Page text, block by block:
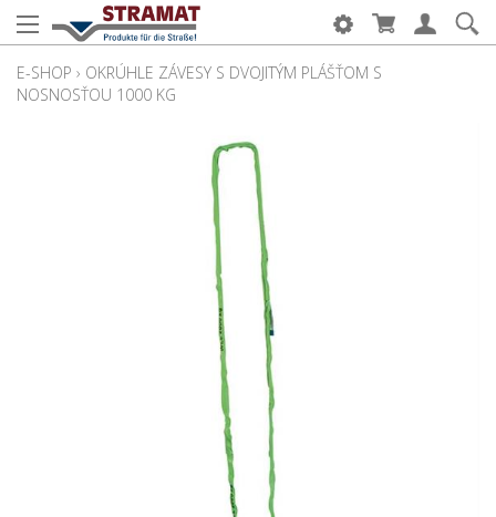
E-SHOP › OKRÚHLE ZÁVESY S DVOJITÝM PLÁŠŤOM S
NOSNOSŤOU 1000 KG